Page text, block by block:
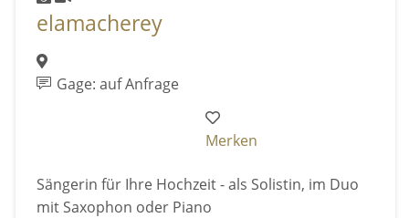
elamacherey
Gage: auf Anfrage
Merken
Sängerin für Ihre Hochzeit - als Solistin, im Duo
mit Saxophon oder Piano